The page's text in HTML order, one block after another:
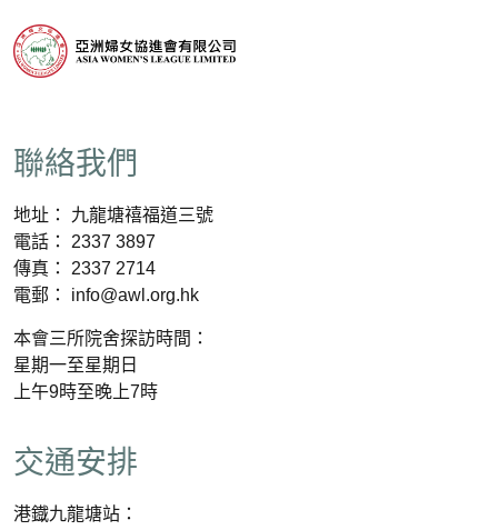
聯絡我們
地址： 九龍塘禧福道三號
電話： 2337 3897
傳真： 2337 2714
電郵： info@awl.org.hk
本會三所院舍探訪時間：
星期一至星期日
上午9時至晚上7時
交通安排
港鐡九龍塘站：